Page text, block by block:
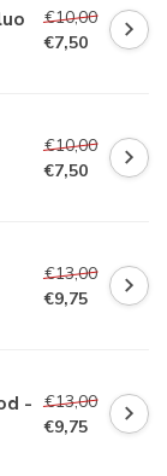
€10,00
€7,50
€10,00
€7,50
€13,00
€9,75
- €13,00
€9,75